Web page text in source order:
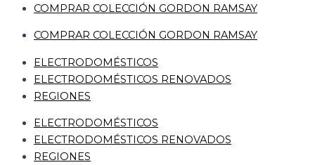
COMPRAR COLECCIÓN GORDON RAMSAY
COMPRAR COLECCIÓN GORDON RAMSAY
ELECTRODOMÉSTICOS
ELECTRODOMÉSTICOS RENOVADOS
REGIONES
ELECTRODOMÉSTICOS
ELECTRODOMÉSTICOS RENOVADOS
REGIONES